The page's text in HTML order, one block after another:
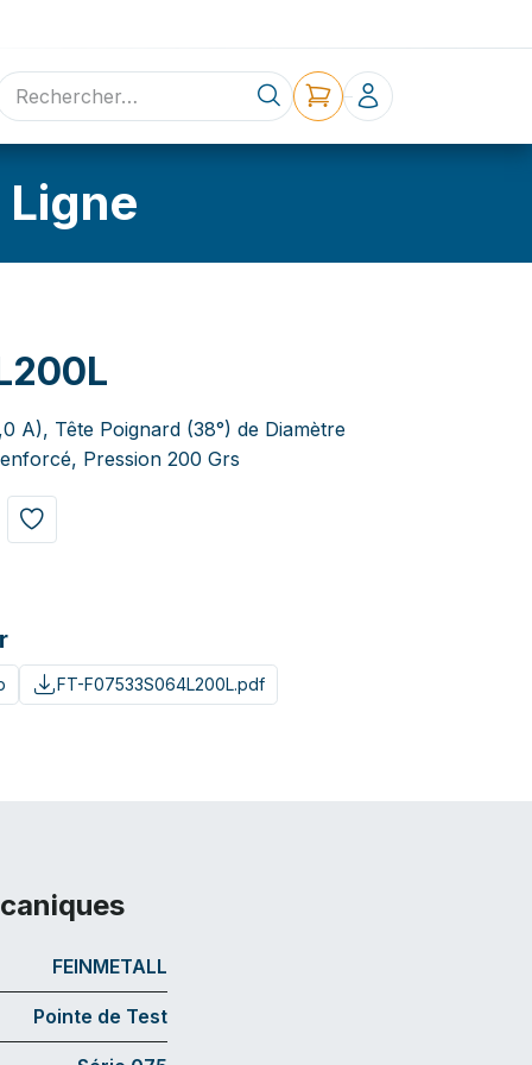
Contact
A), Tête Poignard (38°) de Diamètre
Pression 200 Grs
FT-F07533S064L200L.pdf
FEINMETALL
Pointe de Test